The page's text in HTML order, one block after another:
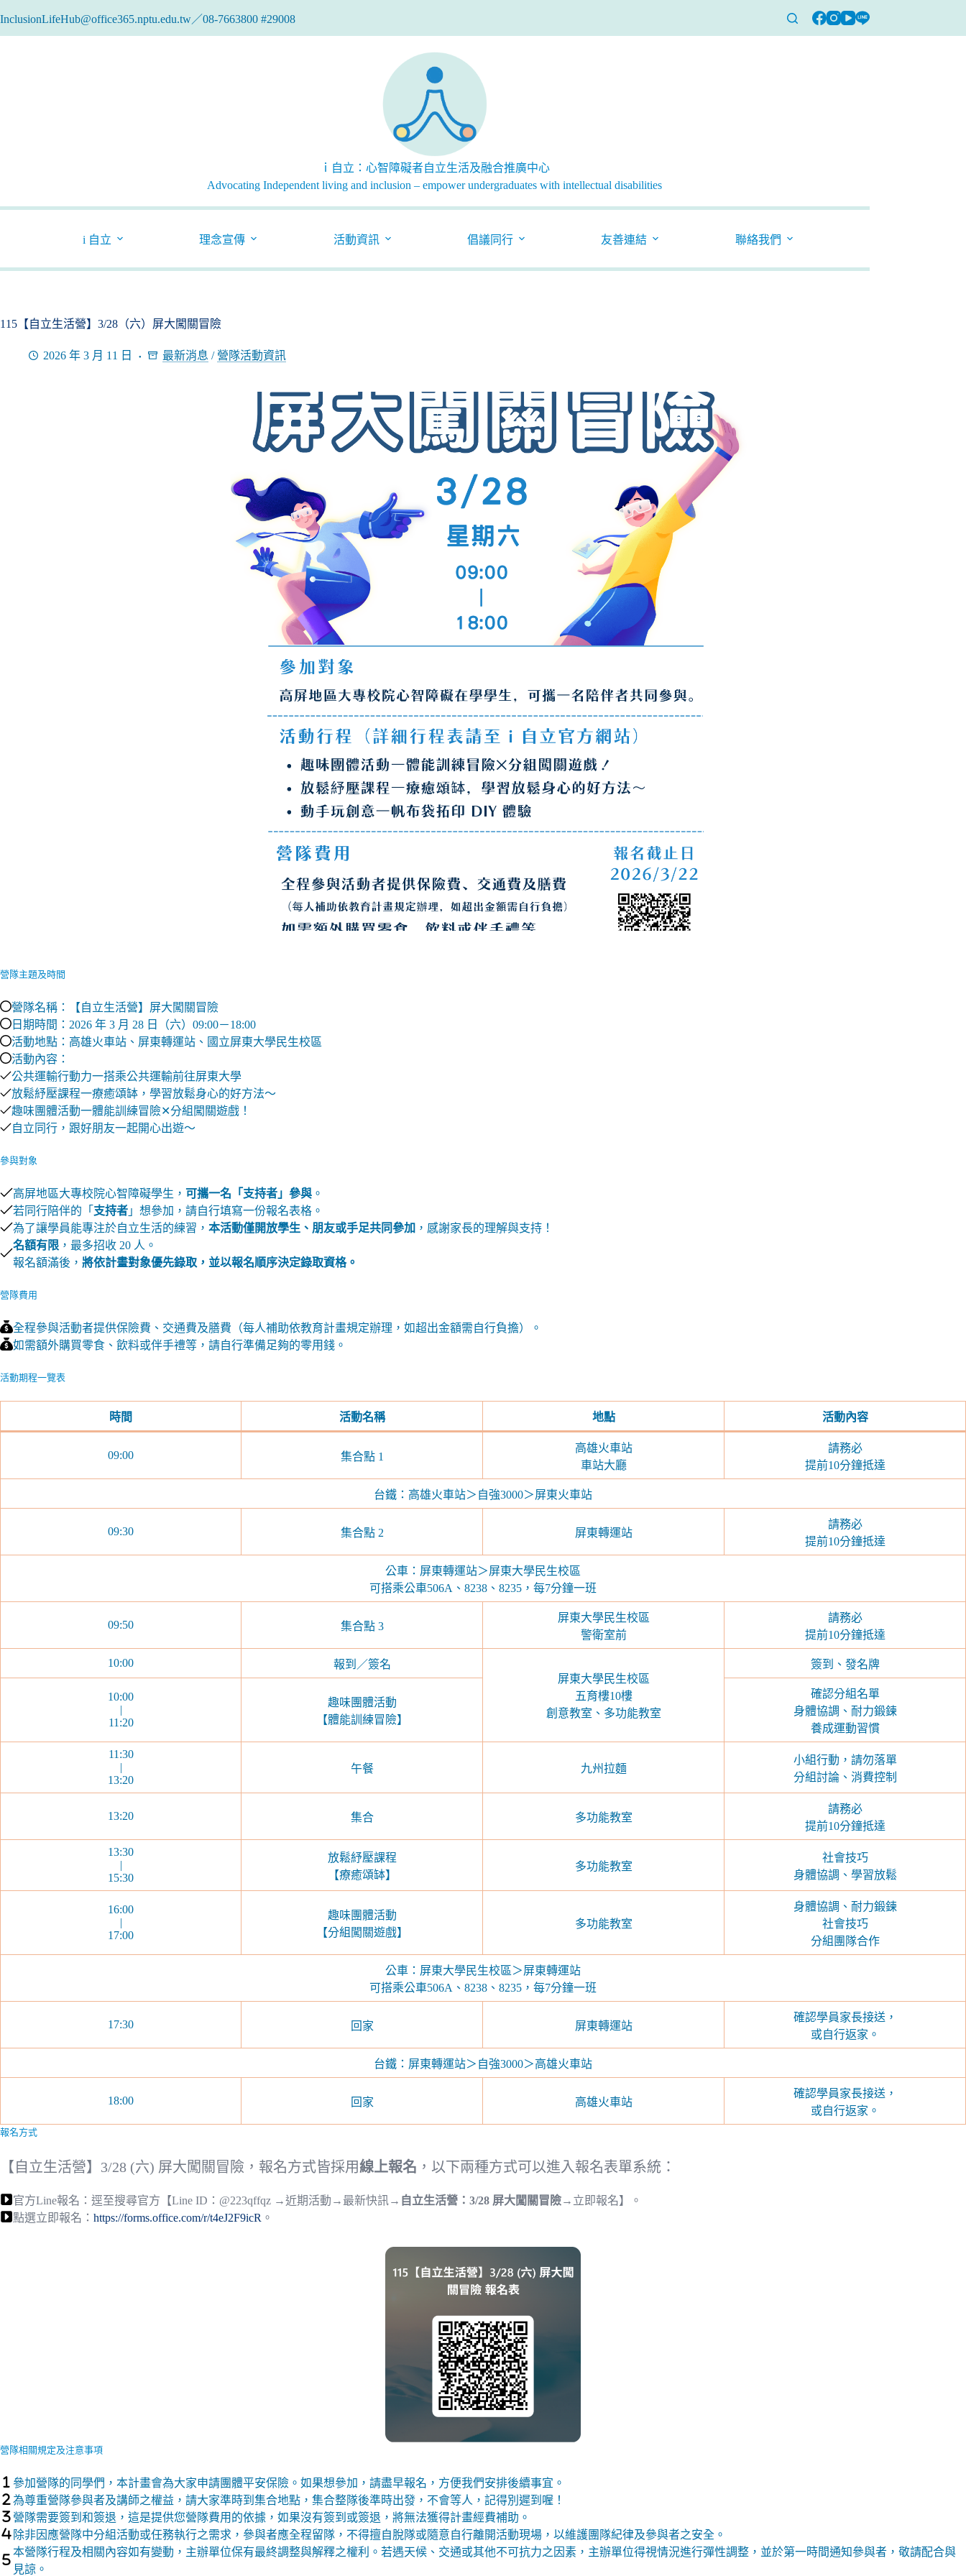
至
InclusionLifeHub@office365.nptu.edu.tw／08-7663800 #29008
ｉ自立：心智障礙者自立生活及融合推廣中心
Advocating Independent living and inclusion – empower undergraduates with intellectual disabilities
i 自立 理念宣傳 活動資訊 倡議同行 友善連結 聯絡我們
115【自立生活營】3/28（六）屏大闖關冒險
2026 年 3 月 11 日 最新消息 / 營隊活動資訊
營隊主題及時間
營隊名稱：【自立生活營】屏大闖關冒險
日期時間：2026 年 3 月 28 日（六）09:00－18:00
活動地點：高雄火車站、屏東轉運站、國立屏東大學民生校區
活動內容：
公共運輸行動力一搭乘公共運輸前往屏東大學
放鬆紓壓課程一療癒頌缽，學習放鬆身心的好方法～
趣味團體活動一體能訓練冒險✕分組闖關遊戲！
自立同行，跟好朋友一起開心出遊～
參與對象
高屏地區大專校院心智障礙學生， 可攜一名 「 支持者 」 參與 。
若同行陪伴的「 支持者 」想參加，請自行填寫一份報名表格。
為了讓學員能專注於自立生活的練習， 本活動僅開放學生、朋友或手足共同參加 ，感謝家長的理解與支持！
名額有限 ，最多招收 20 人。
報名額滿後， 將依計畫對象優先錄取，並以報名順序決定錄取資格。
營隊費用
全程參與活動者提供保險費、交通費及膳費（每人補助依教育計畫規定辦理，如超出金額需自行負擔）。
如需額外購買零食、飲料或伴手禮等，請自行準備足夠的零用錢。
活動期程一覽表
時間 活動名稱 地點 活動內容
09:00 集合點 1
高雄火車站
車站大廳
請務必
提前10分鐘抵達
台鐵：高雄火車站＞自強3000＞屏東火車站
09:30 集合點 2 屏東轉運站
請務必
提前10分鐘抵達
公車：屏東轉運站＞屏東大學民生校區
可搭乘公車506A、8238、8235，每7分鐘一班
09:50 集合點 3
屏東大學民生校區
警衛室前
請務必
提前10分鐘抵達
10:00
報到／簽名
屏東大學民生校區
五育樓10樓
創意教室、多功能教室
簽到、發名牌
10:00
|
11:20
趣味團體活動
【體能訓練冒險】
確認分組名單
身體協調、耐力鍛鍊
養成運動習慣
11:30
|
13:20
午餐 九州拉麵
小組行動，請勿落單
分組討論、消費控制
13:20 集合 多功能教室
請務必
提前10分鐘抵達
13:30
|
15:30
放鬆紓壓課程
【療癒頌缽】
多功能教室
社會技巧
身體協調、學習放鬆
16:00
|
17:00
趣味團體活動
【分組闖關遊戲】
多功能教室
身體協調、耐力鍛鍊
社會技巧
分組團隊合作
公車：屏東大學民生校區＞屏東轉運站
可搭乘公車506A、8238、8235，每7分鐘一班
17:30 回家 屏東轉運站
確認學員家長接送，
或自行返家。
台鐵：屏東轉運站＞自強3000＞高雄火車站
18:00 回家 高雄火車站
確認學員家長接送，
或自行返家。
報名方式
【自立生活營】3/28 (六) 屏大闖關冒險，報名方式皆採用線上報名 ，以下兩種方式可以進入報名表單系統：
官方Line報名：逕至搜尋官方【Line ID：@223qffqz →近期活動→最新快訊→ 自立生活營：3/28 屏大闖關冒險→立即報名】。
點選立即報名： https://forms.office.com/r/t4eJ2F9icR 。
營隊相關規定及注意事項
參加營隊的同學們，本計畫會為大家申請團體平安保險。如果想參加，請盡早報名，方便我們安排後續事宜。
為尊重營隊參與者及講師之權益，請大家準時到集合地點，集合整隊後準時出發，不會等人，記得別遲到喔！
營隊需要簽到和簽退，這是提供您營隊費用的依據，如果沒有簽到或簽退，將無法獲得計畫經費補助。
除非因應營隊中分組活動或任務執行之需求，參與者應全程留隊，不得擅自脫隊或隨意自行離開活動現場，以維護團隊紀律及參與者之安全。
本營隊行程及相關內容如有變動，主辦單位保有最終調整與解釋之權利。若遇天候、交通或其他不可抗力之因素，主辦單位得視情況進行彈性調整，並於第一時間通知參與者，敬請配合與
見諒。